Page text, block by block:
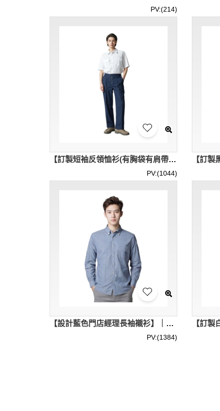
PV:(214)
【訂製短袖反領恤衫(有胸袋有肩帶)】｜現貨恤衫套裝｜長西褲(耳仔普通粗度)｜白色恤衫+深藍色褲｜PARKLAND PROPERTY MANAGEMENT LIMITED｜襯衫專賣店｜物業管理公司職員制服｜R457
PV:(1044)
【設計藍色門店經理長袖襯衫】｜世紀廣場｜零售娛樂行業｜經典翻領設計｜前置單口袋｜弧形下擺｜長袖襯衫供應商 R453
PV:(1384)